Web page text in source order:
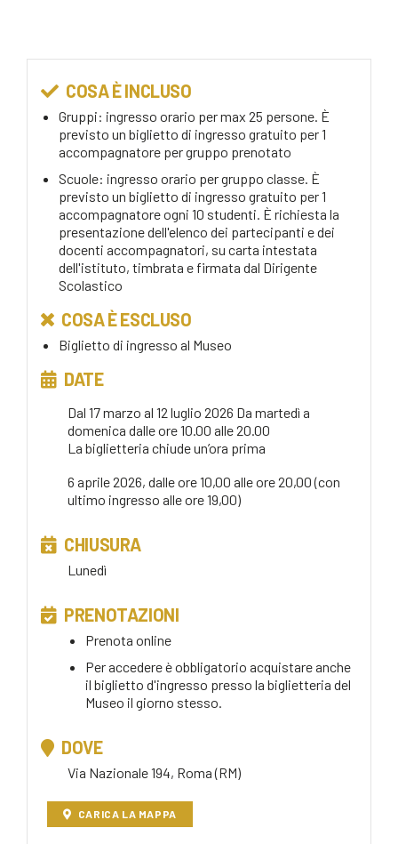
COSA È INCLUSO
Gruppi: ingresso orario per max 25 persone. È
previsto un biglietto di ingresso gratuito per 1
accompagnatore per gruppo prenotato
Scuole: ingresso orario per gruppo classe. È
previsto un biglietto di ingresso gratuito per 1
accompagnatore ogni 10 studenti. È richiesta la
presentazione dell'elenco dei partecipanti e dei
docenti accompagnatori, su carta intestata
dell'istituto, timbrata e firmata dal Dirigente
Scolastico
COSA È ESCLUSO
Biglietto di ingresso al Museo
DATE
Dal 17 marzo al 12 luglio 2026 Da martedì a
domenica dalle ore 10.00 alle 20.00
La biglietteria chiude un’ora prima
6 aprile 2026, dalle ore 10,00 alle ore 20,00 (con
ultimo ingresso alle ore 19,00)
CHIUSURA
Lunedì
PRENOTAZIONI
Prenota online
Per accedere è obbligatorio acquistare anche
il biglietto d'ingresso presso la biglietteria del
Museo il giorno stesso.
DOVE
Via Nazionale 194, Roma (RM)
CARICA LA MAPPA